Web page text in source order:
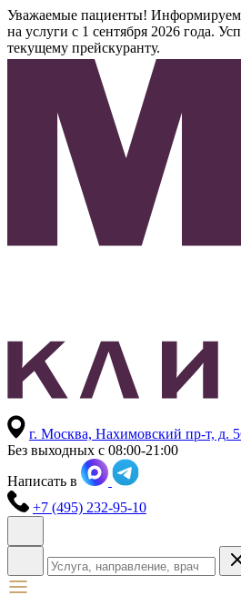
Уважаемые пациенты!
на услуги с 1 сентября 2026 года.
текущему прейскуранту.
г. Москва, Нахимовский пр-т, д.
Без выходных с 08:00-21:00
Написать в
+7 (495) 232-95-10